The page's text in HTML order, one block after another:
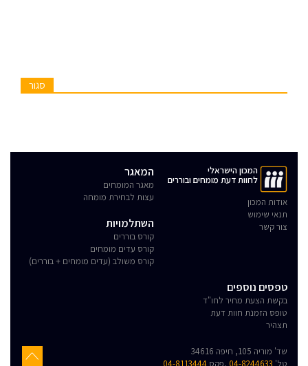
סגור
המכון הישראלי
לחוות דעת מומחים ובוררים
אודות המכון
תנאי שימוש
צור קשר
המאגר
מאגר המומחים
עצות לבחירת מומחה
השתלמויות
קורס בוררים
קורס עדים מומחים
קורס משולב (עדים מומחים + בוררים)
טפסים נוספים
בקשת הצעת מחיר לחו"ד
טופס הזמנת חוות דעת
תצהיר
שד' מוריה 105, חיפה 34616
טל' 04-8244633 ,פקס 04-8113444